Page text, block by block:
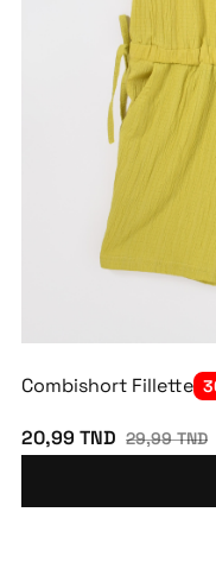
Combishort Fillette
20,99 TND 29,99 TND